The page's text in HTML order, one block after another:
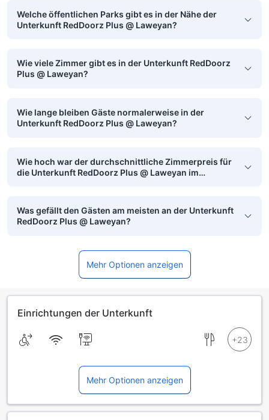
Welche öffentlichen Parks gibt es in der Nähe der
Unterkunft RedDoorz Plus @ Laweyan?
Wie viele Zimmer gibt es in der Unterkunft RedDoorz
Plus @ Laweyan?
Wie lange bleiben Gäste normalerweise in der
Unterkunft RedDoorz Plus @ Laweyan?
Wie hoch war der durchschnittliche Zimmerpreis für
die Unterkunft RedDoorz Plus @ Laweyan im
Was gefällt den Gästen am meisten an der Unterkunft
RedDoorz Plus @ Laweyan?
Mehr Optionen anzeigen
Einrichtungen der Unterkunft
Mehr Optionen anzeigen